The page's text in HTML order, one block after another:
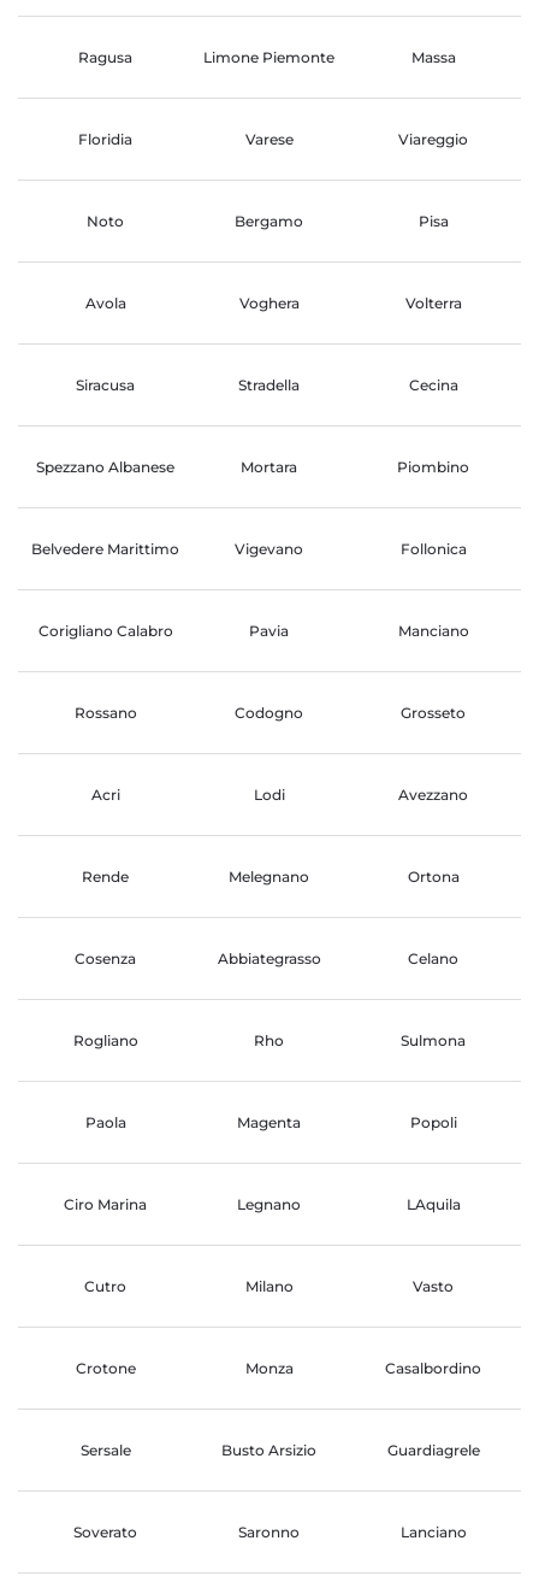
Ragusa Limone Piemonte Massa
Floridia Varese Viareggio
Noto Bergamo Pisa
Avola Voghera Volterra
Siracusa Stradella Cecina
Spezzano Albanese Mortara Piombino
Belvedere Marittimo Vigevano Follonica
Corigliano Calabro Pavia Manciano
Rossano Codogno Grosseto
Acri Lodi Avezzano
Rende Melegnano Ortona
Cosenza Abbiategrasso Celano
Rogliano Rho Sulmona
Paola Magenta Popoli
Ciro Marina Legnano LAquila
Cutro Milano Vasto
Crotone Monza Casalbordino
Sersale Busto Arsizio Guardiagrele
Soverato Saronno Lanciano